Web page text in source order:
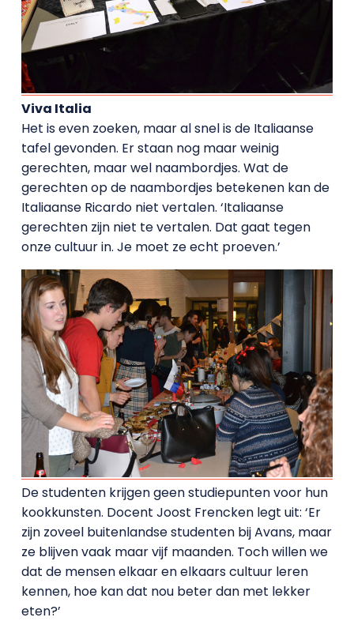
Viva Italia
Het is even zoeken, maar al snel is de Italiaanse
tafel gevonden. Er staan nog maar weinig
gerechten, maar wel naambordjes. Wat de
gerechten op de naambordjes betekenen kan de
Italiaanse Ricardo niet vertalen. ‘Italiaanse
gerechten zijn niet te vertalen. Dat gaat tegen
onze cultuur in. Je moet ze echt proeven.’
De studenten krijgen geen studiepunten voor hun
kookkunsten. Docent Joost Frencken legt uit: ‘Er
zijn zoveel buitenlandse studenten bij Avans, maar
ze blijven vaak maar vijf maanden. Toch willen we
dat de mensen elkaar en elkaars cultuur leren
kennen, hoe kan dat nou beter dan met lekker
eten?’